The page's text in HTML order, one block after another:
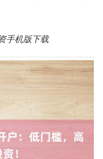
手机版下载